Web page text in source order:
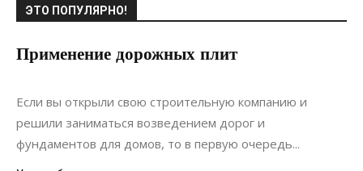
ЭТО ПОПУЛЯРНО!
Применение дорожных плит
02.04.2019
Если вы открыли свою строительную компанию и
решили заниматься возведением дорог и
фундаментов для домов, то в первую очередь...